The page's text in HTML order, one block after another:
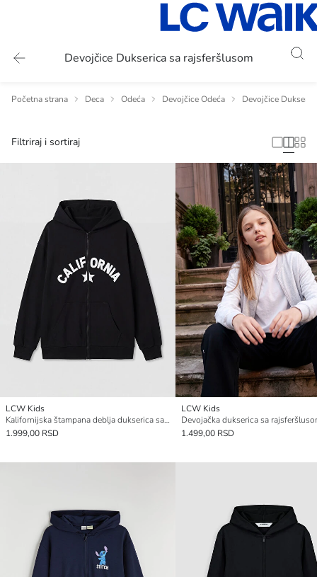
Devojčice Dukserica sa rajsferšlusom
Početna strana Deca Odeća Devojčice Odeća Devojčice
Filtriraj i sortiraj
LCW Kids
Kalifornijska štampana deblja dukserica sa rajsferšlusom za devojčice
1.999,00 RSD
LCW Kids
1.499,00 RSD